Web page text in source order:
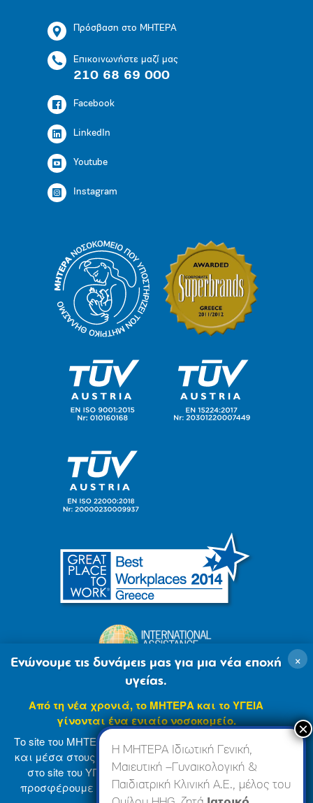
Πρόσβαση στο ΜΗΤΕΡΑ
Επικοινωνήστε μαζί μας
210 68 69 000
Facebook
LinkedIn
Youtube
Instagram
© 2007-2024 ΜΗΤΕΡΑ Α.Ε Όροι Χρήσης
Η ΜΗΤΕΡΑ Ιδιωτική Γενική,
Μαιευτική –Γυναικολογική &
Παιδιατρική Κλινική Α.Ε., μέλος του
×
Ενώνουμε τις δυνάμεις μας για μια νέα εποχή
υγείας.
Από τη νέα χρονιά, το ΜΗΤΕΡΑ και το ΥΓΕΙΑ
γίνονται ένα ενιαίο νοσοκομείο.
Το site του ΜΗΤΕΡΑ βρίσκεται σε φάση ανανέωσης
και μέσα στους επόμενους μήνες θα ενσωματωθεί
στο site του ΥΓΕΙΑ (www.hygeia.gr), ώστε να σας
προσφέρουμε μια πιο ολοκληρωμένη και ενιαία